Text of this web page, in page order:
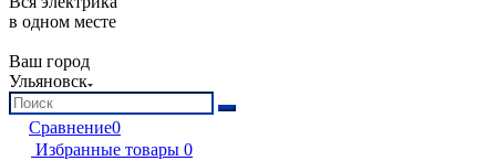
в одном месте
Ваш город
Ульяновск
Сравнение0
Избранные товары 0